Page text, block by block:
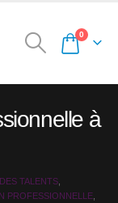
0
à
TALENTS
PROFESSIONNELLE